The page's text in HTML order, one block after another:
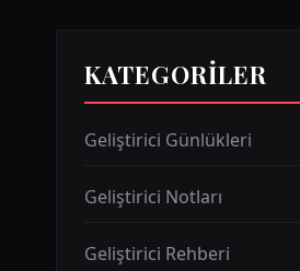
KATEGORILER
Geliştirici Günlükleri
Geliştirici Notları
Geliştirici Rehberi